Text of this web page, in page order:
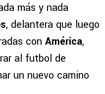
más y nada
, delantera que luego
con América,
al futbol de
un nuevo camino